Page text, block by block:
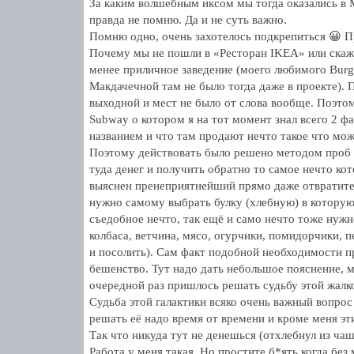
За каким волшебным иксом мы тогда оказались в
правда не помню. Да и не суть важно.
Помню одно, очень захотелось подкрепиться 😀
Почему мы не пошли в «Ресторан IKEA» или
менее приличное заведение (моего любимого
Макдачечной там не было тогда даже в проекте).
выходной и мест не было от слова вообще.
Subway о котором я на тот момент знал всего 2
названием и что там продают нечто такое что
Поэтому действовать было решено методом
туда денег и получить обратно то самое нечто
выяснен пренеприятнейший прямо даже
нужно самому выбрать булку (хлебную) в
съедобное нечто, так ещё и само нечто тоже
колбаса, ветчина, мясо, огурчики, помидорчики,
и посолить). Сам факт подобной необходимости
бешенство. Тут надо дать небольшое пояснение,
очередной раз пришлось решать судьбу этой
Судьба этой галактики всяко очень важный
решать её надо время от времени и кроме меня
Так что никуда тут не денешься (отхлебнул из